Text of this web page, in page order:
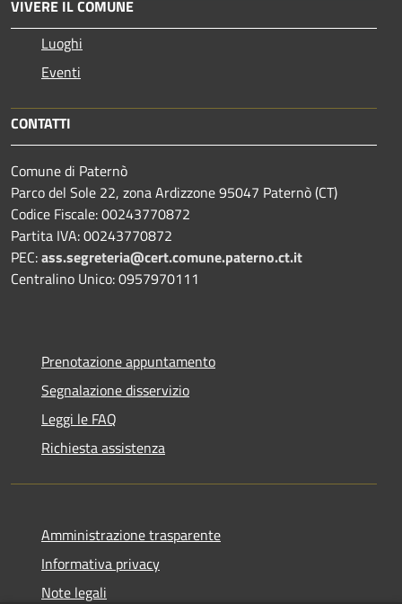
VIVERE IL COMUNE
Luoghi
Eventi
CONTATTI
Comune di Paternò
Parco del Sole 22, zona Ardizzone 95047 Paternò (CT)
Codice Fiscale: 00243770872
Partita IVA: 00243770872
PEC:ass.segreteria@cert.comune.paterno.ct.it
Centralino Unico: 0957970111
Prenotazione appuntamento
Segnalazione disservizio
Leggi le FAQ
Richiesta assistenza
Amministrazione trasparente
Informativa privacy
Note legali